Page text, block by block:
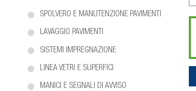
SPOLVERO E MANUTENZIONE PAVIMENTI
LAVAGGIO PAVIMENTI
SISTEMI IMPREGNAZIONE
LINEA VETRI E SUPERFICI
MANICI E SEGNALI DI AVVISO